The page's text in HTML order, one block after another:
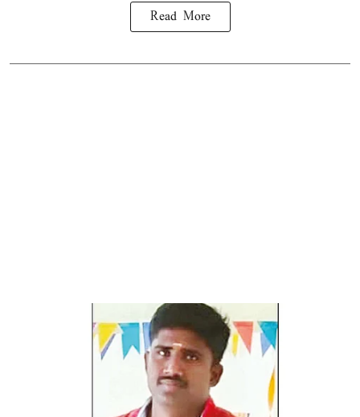
Read More